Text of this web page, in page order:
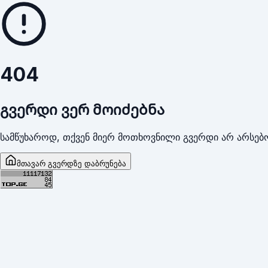
404
გვერდი ვერ მოიძებნა
სამწუხაროდ, თქვენ მიერ მოთხოვნილი გვერდი არ
მთავარ გვერდზე დაბრუნება